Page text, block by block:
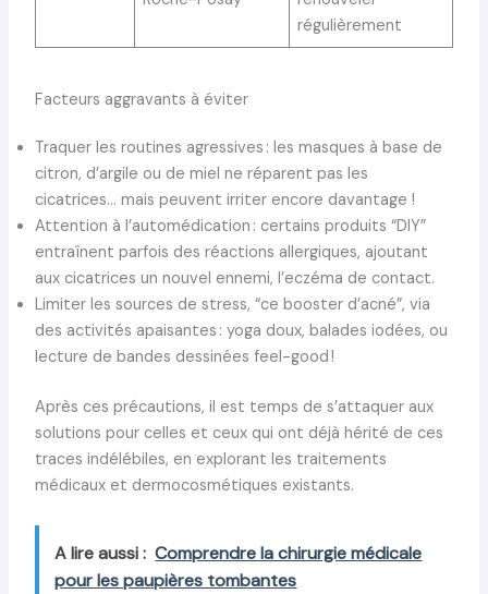
régulièrement
Facteurs aggravants à éviter
Traquer les routines agressives : les masques à base de
citron, d’argile ou de miel ne réparent pas les
cicatrices… mais peuvent irriter encore davantage !
Attention à l’automédication : certains produits “DIY”
entraînent parfois des réactions allergiques, ajoutant
aux cicatrices un nouvel ennemi, l’eczéma de contact.
Limiter les sources de stress, “ce booster d’acné”, via
des activités apaisantes : yoga doux, balades iodées, ou
lecture de bandes dessinées feel-good !
Après ces précautions, il est temps de s’attaquer aux
solutions pour celles et ceux qui ont déjà hérité de ces
traces indélébiles, en explorant les traitements
médicaux et dermocosmétiques existants.
A lire aussi : Comprendre la chirurgie médicale
pour les paupières tombantes